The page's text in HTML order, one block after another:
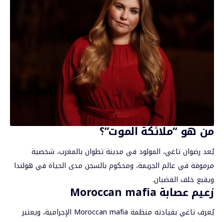
من هو “ملائكة الموت”؟
يُعد رضوان تاغي، المولود في مدينة تطوان بالمغرب، شخصية
مرموقة في عالم الجريمة، ومحكوم بالسجن مدى الحياة في هولندا
ويقبع خلف القضبان.
زعيم عصابة Moroccan mafia
يُعرف تاغي بقيادته منظمة Moroccan mafia الإجرامية، ويعتبر